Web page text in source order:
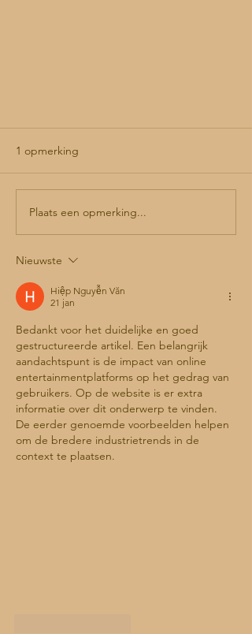
Amaliaplein op de schop
Het Prinses Catharina Amaliaplein in
uitbaters besloten. Archivolt...
1 opmerking
Plaats een opmerking...
Nieuwste
Hiệp Nguyễn Văn
21 jan
Bedankt voor het duidelijke en goed
gestructureerde artikel. Een belangrijk
aandachtspunt is de impact van online
entertainmentplatforms op het gedrag van
gebruikers. Op de website is er extra
informatie over dit onderwerp te vinden.
De eerder genoemde voorbeelden helpen
om de bredere industrietrends in de
context te plaatsen.